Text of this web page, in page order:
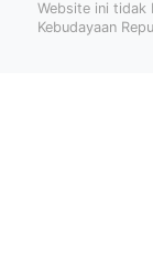
Website ini tidak
Kebudayaan